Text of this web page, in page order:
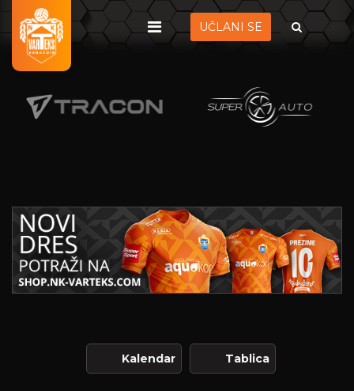
UČLANI SE
Kalendar Tablica